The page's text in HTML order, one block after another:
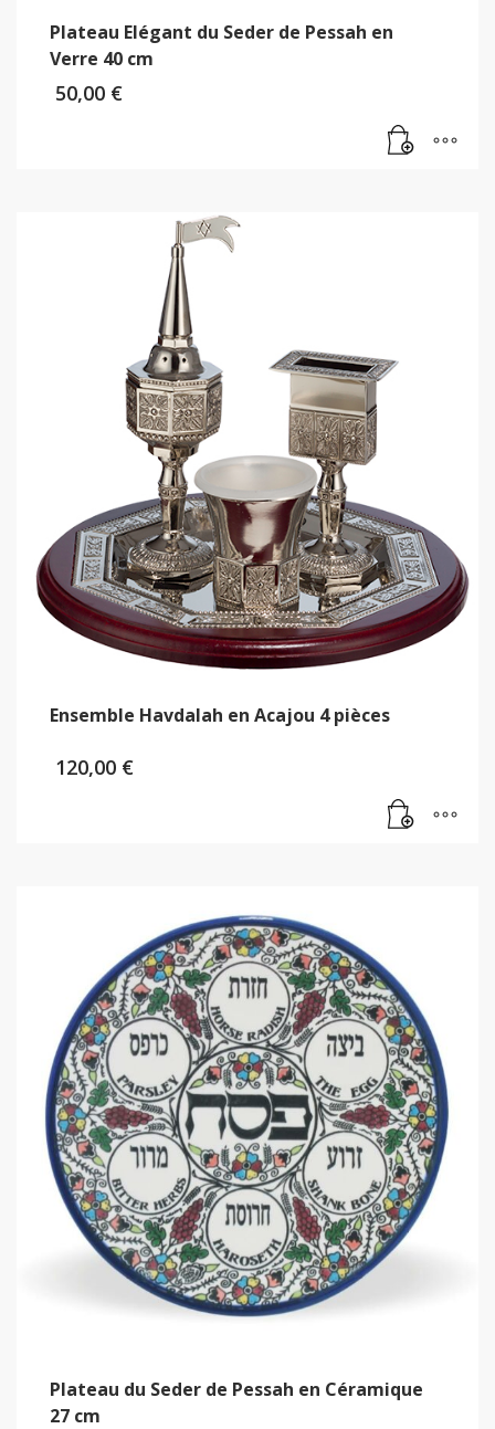
Plateau Elégant du Seder de Pessah en
Verre 40 cm
50,00 €
Ensemble Havdalah en Acajou 4 pièces
120,00 €
Plateau du Seder de Pessah en Céramique
27 cm